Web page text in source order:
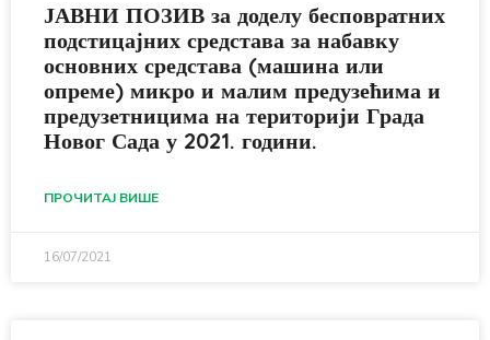
ЈАВНИ ПОЗИВ за доделу бесповратних
подстицајних средстава за набавку
основних средстава (машина или
опреме) микро и малим предузећима и
предузетницима на територији Града
Новог Сада у 2021. години.
ПРОЧИТАЈ ВИШЕ
16/07/2021